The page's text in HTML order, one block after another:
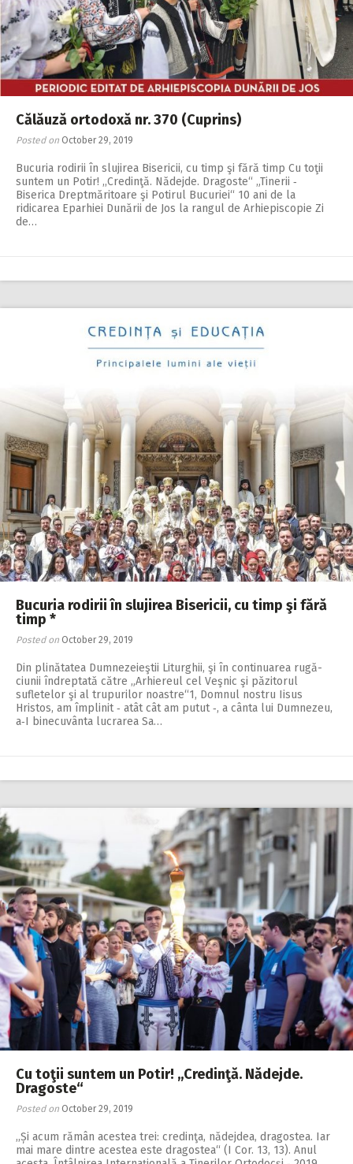
2018
2017
2016
2015
2014
2012
2011
Călăuză ortodoxă nr. 370 (Cuprins)
Posted on October 29, 2019
Bucuria rodirii în slujirea Bisericii, cu timp şi fără timp Cu toţii
suntem un Potir! ,,Credinţă. Nădejde. Dragoste“ „Tinerii ‑
Biserica Dreptmăritoare şi Potirul Bucuriei“ 10 ani de la
ridicarea Eparhiei Dunării de Jos la rangul de Arhiepiscopie Zi
de…
Bucuria rodirii în slujirea Bisericii, cu timp şi fără
timp *
Posted on October 29, 2019
Din plinătatea Dum­ne­zeieştii Liturghii, şi în continuarea rugă­
ciunii îndreptată către „Arhiereul cel Veşnic şi păzitorul
sufletelor şi al trupurilor noastre“1, Domnul nostru Iisus
Hristos, am împlinit ‑ atât cât am putut ‑, a cânta lui Dumnezeu,
a‑I binecuvânta lucrarea Sa…
Cu toţii suntem un Potir! ,,Credinţă. Nădejde.
Dragoste“
Posted on October 29, 2019
,,Și acum rămân acestea trei: credinţa, nădejdea, dragostea. Iar
mai mare dintre acestea este dragostea“ (I Cor. 13, 13). Anul